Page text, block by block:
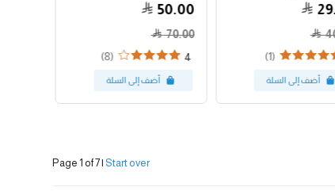
(1)
50.00
70.00
4
(8)
Page 1 of 7| Start over